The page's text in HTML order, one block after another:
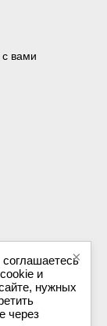
с вами
|
И
×
и
нужных
через